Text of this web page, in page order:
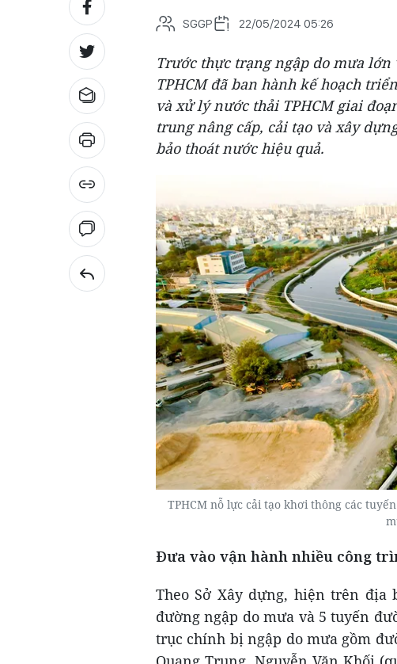
SGGP 22/05/2024 05:26
Trước thực trạng ngập do mưa lớn
TPHCM đã ban hành kế hoạch
và xử lý nước thải TPHCM giai
trung nâng cấp, cải tạo và xây
bảo thoát nước hiệu quả.
TPHCM nỗ lực cải tạo khơi thông các
Đưa vào vận hành nhiều công
Theo Sở Xây dựng, hiện trên địa
đường ngập do mưa và 5 tuyến
trục chính bị ngập do mưa gồm